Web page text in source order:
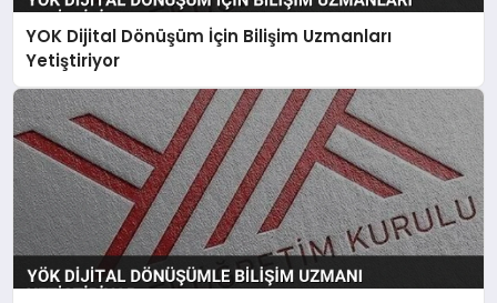
YOK Dijital Dönüşüm İçin Bilişim Uzmanları
Yetiştiriyor